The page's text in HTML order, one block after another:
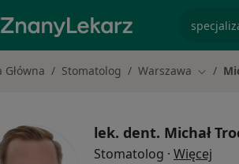
Główna Stomatolog Warszawa Zmień
lek. dent. Michał
Stomatolog · Więcej